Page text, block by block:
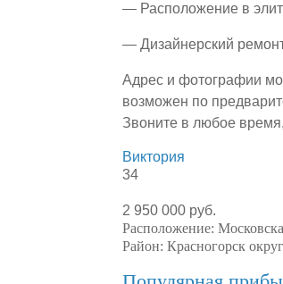
— Расположение в
— Дизайнерский
Адрес и фотографии
возможен по
Звоните в любое
Виктория
34
2 950 000 руб.
Расположение:
Район: Красногорск округ